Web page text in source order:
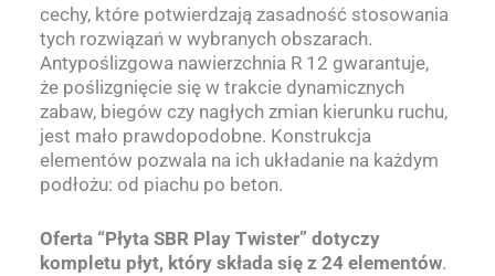
cechy, które potwierdzają zasadność stosowania
tych rozwiązań w wybranych obszarach.
Antypoślizgowa nawierzchnia R 12 gwarantuje,
że poślizgnięcie się w trakcie dynamicznych
zabaw, biegów czy nagłych zmian kierunku ruchu,
jest mało prawdopodobne. Konstrukcja
elementów pozwala na ich układanie na każdym
podłożu: od piachu po beton.
Oferta “Płyta SBR Play Twister” dotyczy
kompletu płyt, który składa się z 24 elementów.